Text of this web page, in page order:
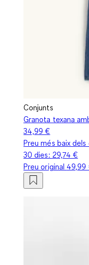
Conjunts
Granota texana
34,99 €
Preu més baix dels
30 dies: 29,74 €
Preu original 49,99